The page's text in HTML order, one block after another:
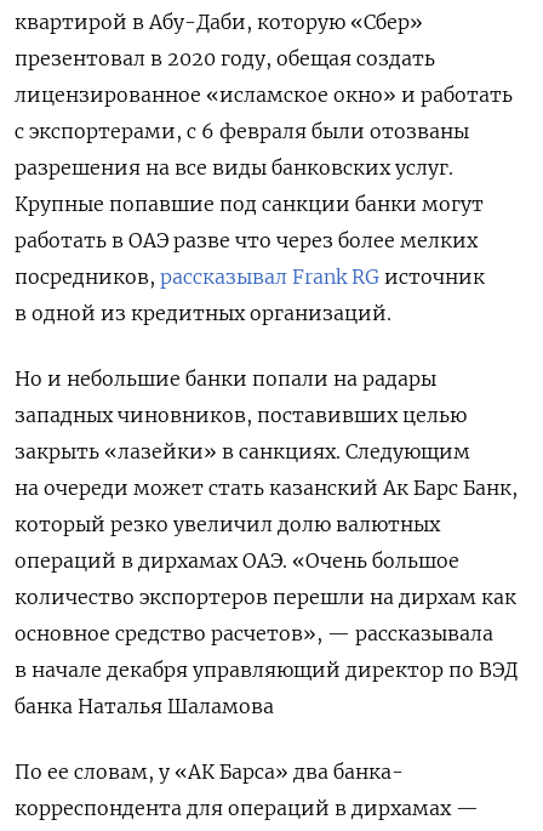
квартирой в Абу-Даби, которую «Сбер»
презентовал в 2020 году, обещая создать
лицензированное «исламское окно» и работать
с экспортерами, с 6 февраля были отозваны
разрешения на все виды банковских услуг.
Крупные попавшие под санкции банки могут
работать в ОАЭ разве что через более мелких
посредников, рассказывал Frank RG источник
в одной из кредитных организаций.
Но и небольшие банки попали на радары
западных чиновников, поставивших целью
закрыть «лазейки» в санкциях. Следующим
на очереди может стать казанский Ак Барс Банк,
который резко увеличил долю валютных
операций в дирхамах ОАЭ. «Очень большое
количество экспортеров перешли на дирхам как
основное средство расчетов», — рассказывала
в начале декабря управляющий директор по ВЭД
банка Наталья Шаламова
По ее словам, у «АК Барса» два банка-
корреспондента для операций в дирхамах —